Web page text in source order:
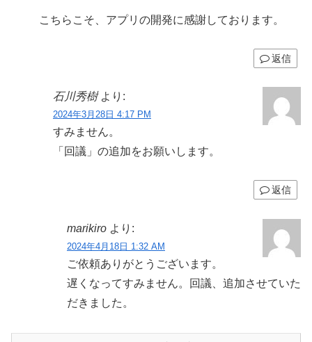
こちらこそ、アプリの開発に感謝しております。
返信
石川秀樹 より:
2024年3月28日 4:17 PM
すみません。
「回議」の追加をお願いします。
返信
marikiro より:
2024年4月18日 1:32 AM
ご依頼ありがとうございます。
遅くなってすみません。回議、追加させていた
だきました。